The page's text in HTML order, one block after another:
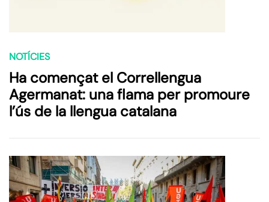
NOTÍCIES
Ha començat el Correllengua
Agermanat: una flama per promoure
l’ús de la llengua catalana